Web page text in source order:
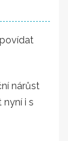
nárůst
nyní i s